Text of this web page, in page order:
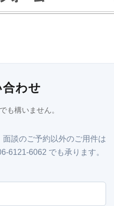
わせ
も構いません。
談のご予約以外のご用件は
6121-6062 でも承ります。